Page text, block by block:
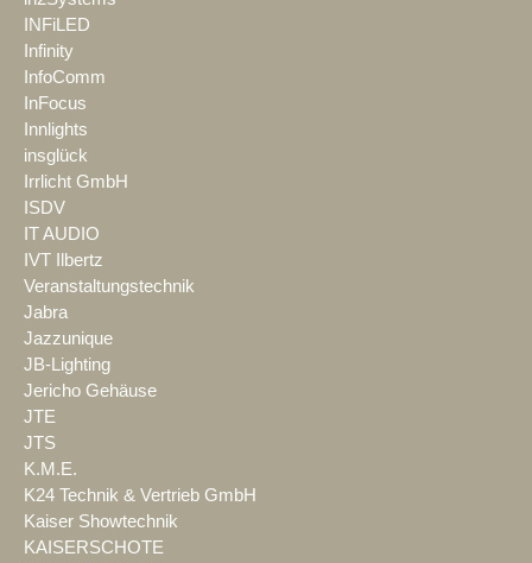
INFiLED
Infinity
InfoComm
InFocus
Innlights
insglück
Irrlicht GmbH
ISDV
IT AUDIO
IVT Ilbertz
Veranstaltungstechnik
Jabra
Jazzunique
JB-Lighting
Jericho Gehäuse
JTE
JTS
K.M.E.
K24 Technik & Vertrieb GmbH
Kaiser Showtechnik
KAISERSCHOTE